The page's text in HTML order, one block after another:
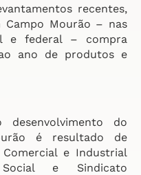
recentes,
Campo Mourão – nas
e federal – compra
ano de produtos e
desenvolvimento do
é resultado de
e Industrial
Social e Sindicato